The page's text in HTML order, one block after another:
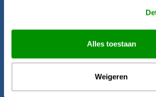
Alles toestaan
Weigeren
Krijgt u al zin om op reis te gaan?
reisadviseurs helpen u graag bij het
samenstellen van deze rondreis.
Offerte aanvragen